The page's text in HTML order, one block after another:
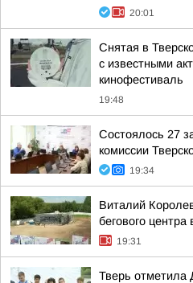
20:01
Снятая в
с известными
кинофестиваль
19:48
Состоялось 27
комиссии
19:34
Виталий
бегового центра
19:31
Тверь отметила